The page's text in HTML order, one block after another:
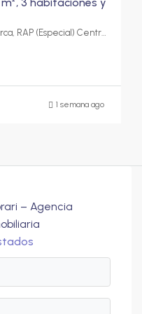
Fusagasugá, Sumapaz, Cundinamarca, RAP (Especial) Central, Colombia
1 semana ago
– Agencia